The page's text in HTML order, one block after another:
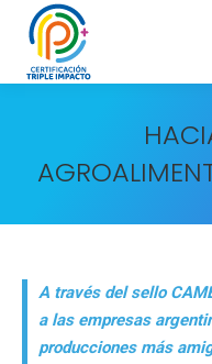
A través del sello
a las empresas
producciones más